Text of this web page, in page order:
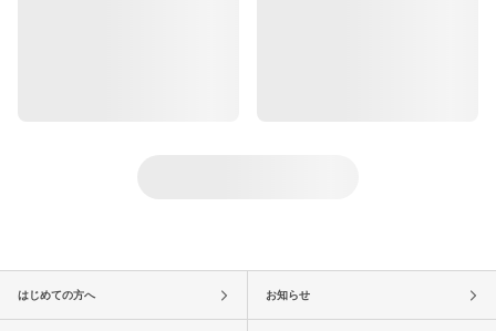
はじめての方へ お知らせ